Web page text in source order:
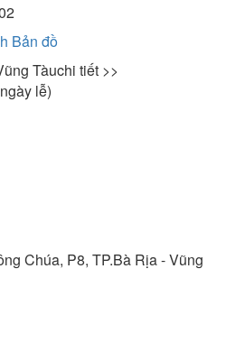
Bản đồ
Tàuchi tiết >>
lễ)
Chúa, P8, TP.Bà Rịa - Vũng